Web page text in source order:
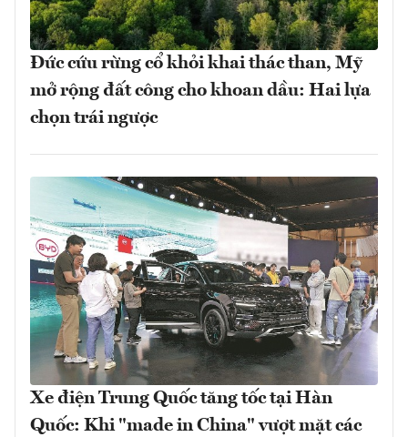
Đức cứu rừng cổ khỏi khai thác than, Mỹ
mở rộng đất công cho khoan dầu: Hai lựa
chọn trái ngược
Xe điện Trung Quốc tăng tốc tại Hàn
Quốc: Khi "made in China" vượt mặt các